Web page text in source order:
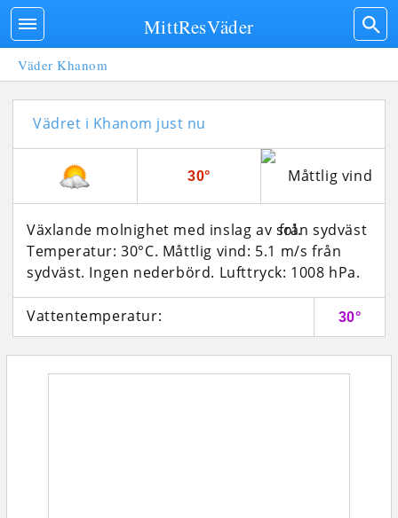
Väder Khanom
Vädret i Khanom just nu
30°
Växlande molnighet med inslag av sol.
Temperatur: 30°C. Måttlig vind: 5.1 m/s från
sydväst. Ingen nederbörd. Lufttryck: 1008 hPa.
Vattentemperatur: 30°
MittResVäder